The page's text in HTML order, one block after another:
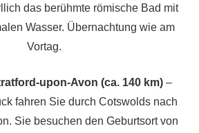
das berühmte römische Bad mit
Wasser. Übernachtung wie am
Vortag.
upon-Avon (ca. 140 km) –
fahren Sie durch Cotswolds nach
Sie besuchen den Geburtsort von